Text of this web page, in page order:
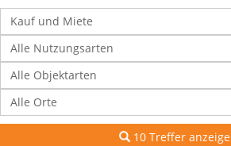
Kauf und Miete
Alle Nutzungsarten
Alle Objektarten
Alle Orte
10 Treffer